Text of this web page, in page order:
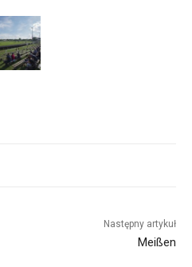
Następny artykuł
Meißen